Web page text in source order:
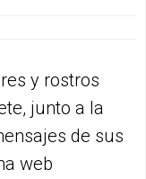
y rostros
junto a la
de sus
web